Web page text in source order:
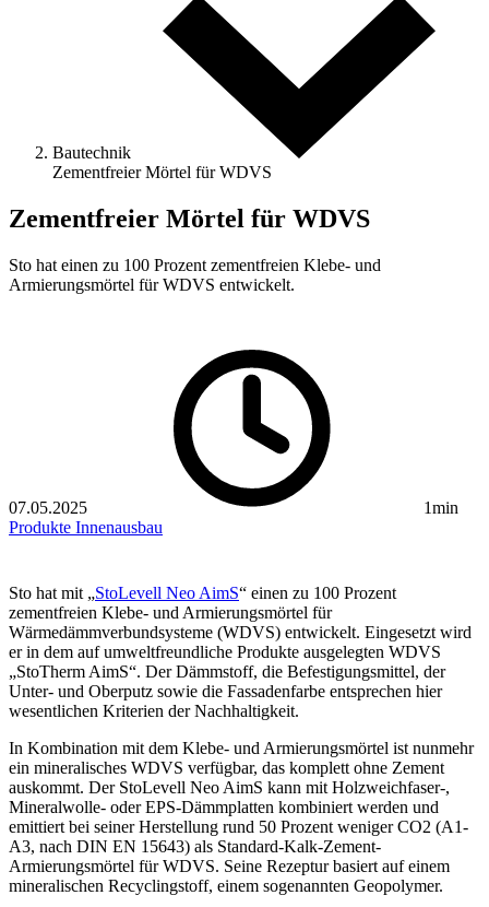
Bautechnik
Zementfreier Mörtel für WDVS
Zementfreier Mörtel für WDVS
Sto hat einen zu 100 Prozent zementfreien Klebe- und
Armierungsmörtel für WDVS entwickelt.
07.05.2025
1min
Produkte Innenausbau
Sto hat mit „StoLevell Neo AimS“ einen zu 100 Prozent
zementfreien Klebe- und Armierungsmörtel für
Wärmedämmverbundsysteme (WDVS) entwickelt. Eingesetzt wird
er in dem auf umweltfreundliche Produkte ausgelegten WDVS
„StoTherm AimS“. Der Dämmstoff, die Befestigungsmittel, der
Unter- und Oberputz sowie die Fassadenfarbe entsprechen hier
wesentlichen Kriterien der Nachhaltigkeit.
In Kombination mit dem Klebe- und Armierungsmörtel ist nunmehr
ein mineralisches WDVS verfügbar, das komplett ohne Zement
auskommt. Der StoLevell Neo AimS kann mit Holzweichfaser-,
Mineralwolle- oder EPS-Dämmplatten kombiniert werden und
emittiert bei seiner Herstellung rund 50 Prozent weniger CO2 (A1-
A3, nach DIN EN 15643) als Standard-Kalk-Zement-
Armierungsmörtel für WDVS. Seine Rezeptur basiert auf einem
mineralischen Recyclingstoff, einem sogenannten Geopolymer.